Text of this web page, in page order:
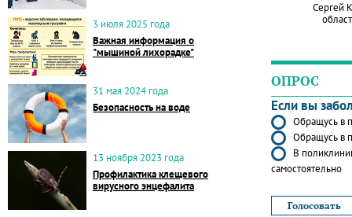
3 июля 2025 года
Важная информация о
"мышиной лихорадке"
31 мая 2024 года
Безопасность на воде
13 ноября 2023 года
Профилактика клещевого
вирусного энцефалита
Сергей
ОПРОС
Если вы
Обращусь в
Обращусь в
В
самостоятельно